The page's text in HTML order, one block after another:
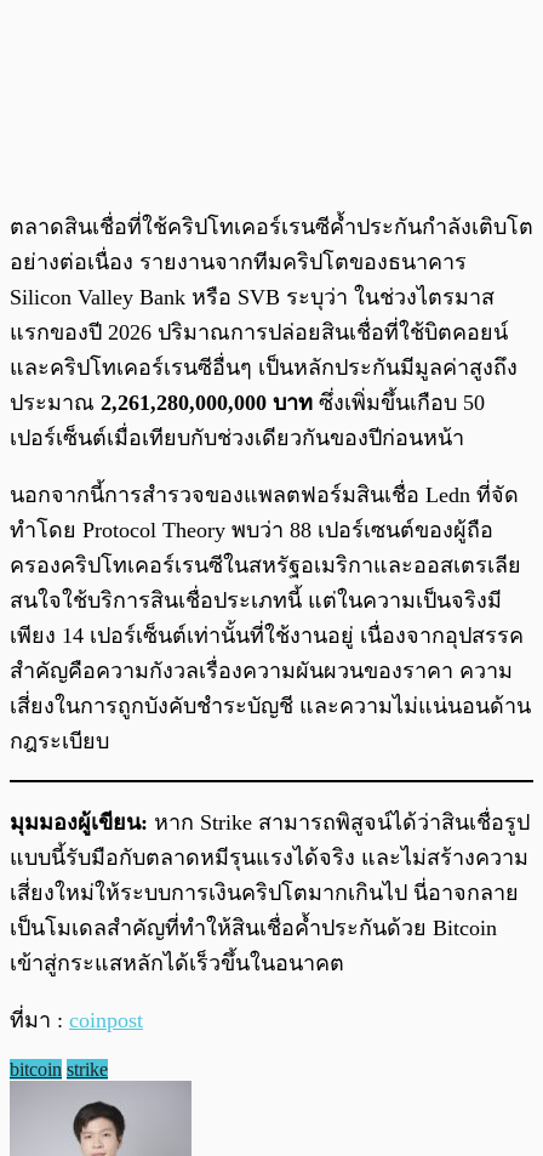
ตลาดสินเชื่อที่ใช้คริปโทเคอร์เรนซีค้ำประกันกำลังเติบโต
อย่างต่อเนื่อง รายงานจากทีมคริปโตของธนาคาร
Silicon Valley Bank หรือ SVB ระบุว่า ในช่วงไตรมาส
แรกของปี 2026 ปริมาณการปล่อยสินเชื่อที่ใช้บิตคอยน์
และคริปโทเคอร์เรนซีอื่นๆ เป็นหลักประกันมีมูลค่าสูงถึง
ประมาณ 2,261,280,000,000 บาท ซึ่งเพิ่มขึ้นเกือบ 50
เปอร์เซ็นต์เมื่อเทียบกับช่วงเดียวกันของปีก่อนหน้า
นอกจากนี้การสำรวจของแพลตฟอร์มสินเชื่อ Ledn ที่จัด
ทำโดย Protocol Theory พบว่า 88 เปอร์เซนต์ของผู้ถือ
ครองคริปโทเคอร์เรนซีในสหรัฐอเมริกาและออสเตรเลีย
สนใจใช้บริการสินเชื่อประเภทนี้ แต่ในความเป็นจริงมี
เพียง 14 เปอร์เซ็นต์เท่านั้นที่ใช้งานอยู่ เนื่องจากอุปสรรค
สำคัญคือความกังวลเรื่องความผันผวนของราคา ความ
เสี่ยงในการถูกบังคับชำระบัญชี และความไม่แน่นอนด้าน
กฎระเบียบ
มุมมองผู้เขียน: หาก Strike สามารถพิสูจน์ได้ว่าสินเชื่อรูป
แบบนี้รับมือกับตลาดหมีรุนแรงได้จริง และไม่สร้างความ
เสี่ยงใหม่ให้ระบบการเงินคริปโตมากเกินไป นี่อาจกลาย
เป็นโมเดลสำคัญที่ทำให้สินเชื่อค้ำประกันด้วย Bitcoin
เข้าสู่กระแสหลักได้เร็วขึ้นในอนาคต
ที่มา : coinpost
bitcoin strike